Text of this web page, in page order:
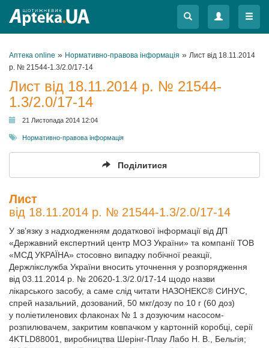
Меню
Меню
Аптека online » Нормативно-правова інформація » Лист від 18.11.2014
р. № 21544-1.3/2.0/17-14
Лист від 18.11.2014 р. № 21544-
1.3/2.0/17-14
21 Листопада 2014 12:04
Нормативно-правова інформація
Поділитися
Лист
від 18.11.2014 р. № 21544-1.3/2.0/17-14
У зв’язку з надходженням додаткової інформації від ДП
«Державний експертний центр МОЗ України» та компанії ТОВ
«МСД УКРАЇНА» стосовно випадку побічної реакції,
Держлікслужба України вносить уточнення у розпорядження
від 03.11.2014 р. № 20620-1.3/2.0/17-14 щодо назви
лікарського засобу, а саме слід читати НАЗОНЕКС® СИНУС,
спрей назальний, дозований, 50 мкг/дозу по 10 г (60 доз)
у поліетиленових флаконах № 1 з дозуючим насосом-
розпилювачем, закритим ковпачком у картонній коробці, серії
4KTLD88001, виробництва Шерінг-Плау Лабо Н. В., Бельгiя;